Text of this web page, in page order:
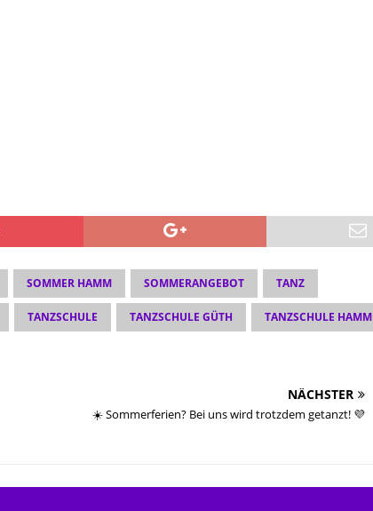
SOMMER HAMM SOMMERANGEBOT TANZ
TANZSCHULE TANZSCHULE GÜTH TANZSCHULE HAMM
NÄCHSTER
☀️ Sommerferien? Bei uns wird trotzdem getanzt! 💜